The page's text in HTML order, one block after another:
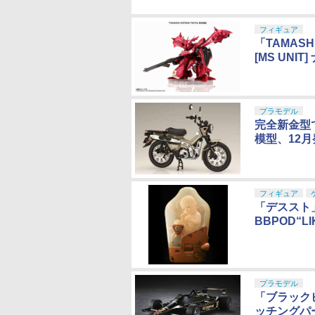
フィギュア
「
[MS UNIT]
プラモデル
完全新金型
模型、12
フィギュア
「デスス
プラモデル
「ブラッ
ッチング